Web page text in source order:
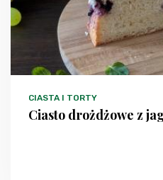
CIASTA I TORTY
Ciasto drożdżowe z